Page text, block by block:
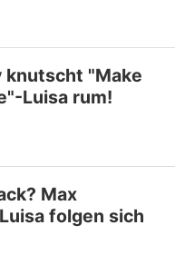
knutscht "Make
Luisa rum!
Max
folgen sich